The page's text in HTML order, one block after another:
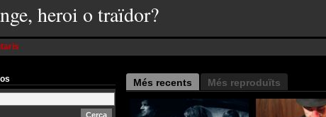
heroi o traïdor?
Més recents Més reproduïts